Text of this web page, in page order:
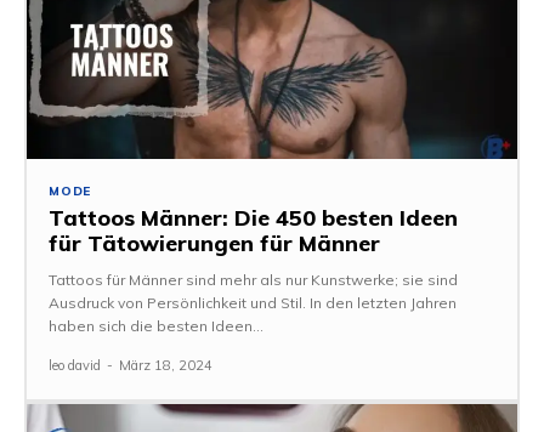
MODE
Tattoos Männer: Die 450 besten Ideen
für Tätowierungen für Männer
Tattoos für Männer sind mehr als nur Kunstwerke; sie sind
Ausdruck von Persönlichkeit und Stil. In den letzten Jahren
haben sich die besten Ideen...
leo david - März 18, 2024